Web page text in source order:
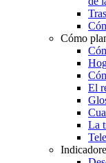
Cómo
El
La